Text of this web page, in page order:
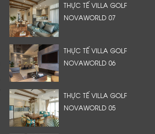
THỰC TẾ VILLA GOLF
NOVAWORLD 07
THỰC TẾ VILLA GOLF
NOVAWORLD 06
THỰC TẾ VILLA GOLF
NOVAWORLD 05